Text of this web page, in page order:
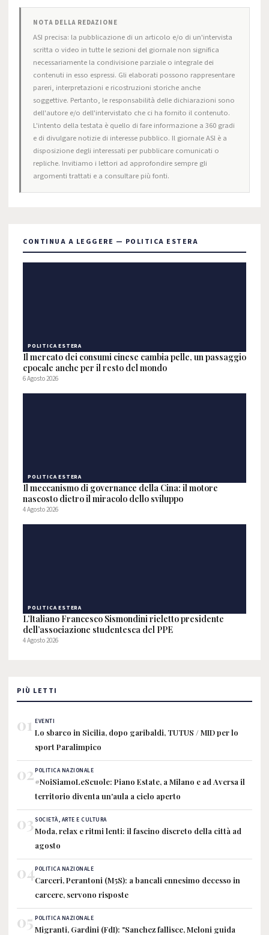
NOTA DELLA REDAZIONE
ASI precisa: la pubblicazione di un articolo e/o di un'intervista
scritta o video in tutte le sezioni del giornale non significa
necessariamente la condivisione parziale o integrale dei
contenuti in esso espressi. Gli elaborati possono rappresentare
pareri, interpretazioni e ricostruzioni storiche anche
soggettive. Pertanto, le responsabilità delle dichiarazioni sono
dell'autore e/o dell'intervistato che ci ha fornito il contenuto.
L'intento della testata è quello di fare informazione a 360 gradi
e di divulgare notizie di interesse pubblico. Il giornale ASI è a
disposizione degli interessati per pubblicare comunicati o
repliche. Invitiamo i lettori ad approfondire sempre gli
argomenti trattati e a consultare più fonti.
CONTINUA A LEGGERE — POLITICA ESTERA
POLITICA ESTERA
Il mercato dei consumi cinese cambia pelle, un passaggio
epocale anche per il resto del mondo
6 Agosto 2026
POLITICA ESTERA
Il meccanismo di governance della Cina: il motore
nascosto dietro il miracolo dello sviluppo
4 Agosto 2026
POLITICA ESTERA
L’Italiano Francesco Sismondini rieletto presidente
dell’associazione studentesca del PPE
4 Agosto 2026
PIÙ LETTI
01 EVENTI
Lo sbarco in Sicilia, dopo garibaldi, TUTUS / MID per lo
sport Paralimpico
02POLITICA NAZIONALE
#NoiSiamoLeScuole: Piano Estate, a Milano e ad Aversa il
territorio diventa un'aula a cielo aperto
03SOCIETÀ, ARTE E CULTURA
Moda, relax e ritmi lenti: il fascino discreto della città ad
agosto
04POLITICA NAZIONALE
Carceri, Perantoni (M5S): a bancali ennesimo decesso in
carcere, servono risposte
05 POLITICA NAZIONALE
Migranti, Gardini (FdI): "Sanchez fallisce, Meloni guida